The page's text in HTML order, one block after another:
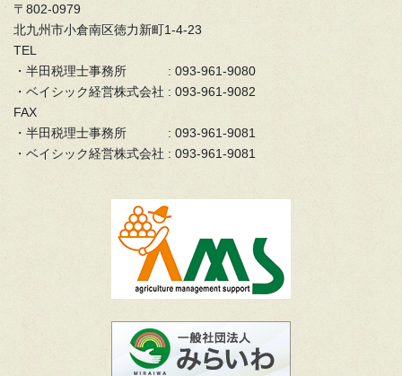
〒802-0979
北九州市小倉南区徳力新町1-4-23
TEL
・半田税理士事務所 : 093-961-9080
・ベイシック経営株式会社 : 093-961-9082
FAX
・半田税理士事務所 : 093-961-9081
・ベイシック経営株式会社 : 093-961-9081